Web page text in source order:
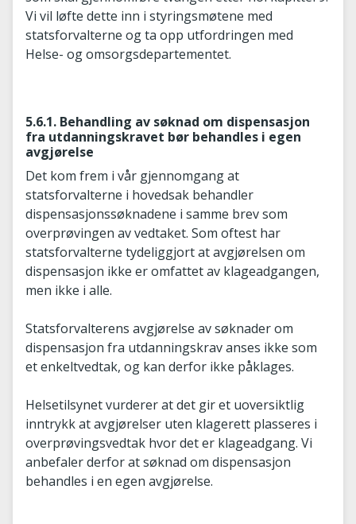
Vi vil løfte dette inn i styringsmøtene med
statsforvalterne og ta opp utfordringen med
Helse- og omsorgsdepartementet.
5.6.1. Behandling av søknad om dispensasjon
fra utdanningskravet bør behandles i egen
avgjørelse
Det kom frem i vår gjennomgang at
statsforvalterne i hovedsak behandler
dispensasjonssøknadene i samme brev som
overprøvingen av vedtaket. Som oftest har
statsforvalterne tydeliggjort at avgjørelsen om
dispensasjon ikke er omfattet av klageadgangen,
men ikke i alle.
Statsforvalterens avgjørelse av søknader om
dispensasjon fra utdanningskrav anses ikke som
et enkeltvedtak, og kan derfor ikke påklages.
Helsetilsynet vurderer at det gir et uoversiktlig
inntrykk at avgjørelser uten klagerett plasseres i
overprøvingsvedtak hvor det er klageadgang. Vi
anbefaler derfor at søknad om dispensasjon
behandles i en egen avgjørelse.